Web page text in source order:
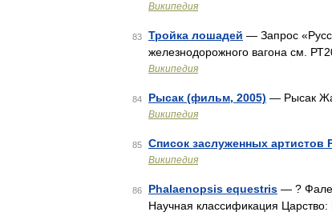
Википедия
83 Тройка лошадей — Запрос
железно­дорож­но­го вагона см.
Википедия
84 Рысак (фильм, 2005) — Рысак
Википедия
85 Список заслуженных артистов
Википедия
86 Phalaenopsis equestris — ?
Научная классификация